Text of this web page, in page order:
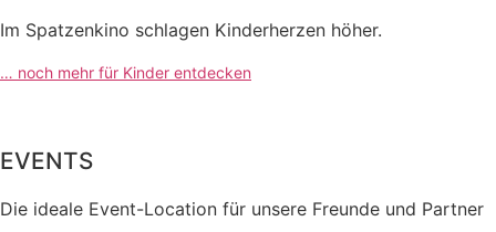
Im Spatzenkino schlagen Kinderherzen höher.
… noch mehr für Kinder entdecken
EVENTS
Die ideale Event-Location für unsere Freunde und Partner